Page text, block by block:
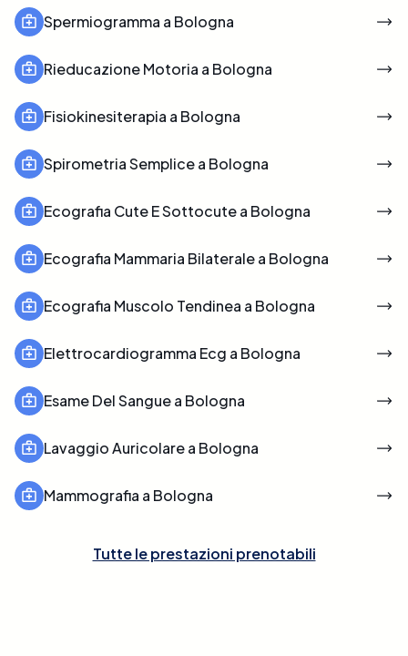
Spermiogramma a Bologna
Rieducazione Motoria a Bologna
Fisiokinesiterapia a Bologna
Spirometria Semplice a Bologna
Ecografia Cute E Sottocute a Bologna
Ecografia Mammaria Bilaterale a Bologna
Ecografia Muscolo Tendinea a Bologna
Elettrocardiogramma Ecg a Bologna
Esame Del Sangue a Bologna
Lavaggio Auricolare a Bologna
Mammografia a Bologna
Tutte le prestazioni prenotabili